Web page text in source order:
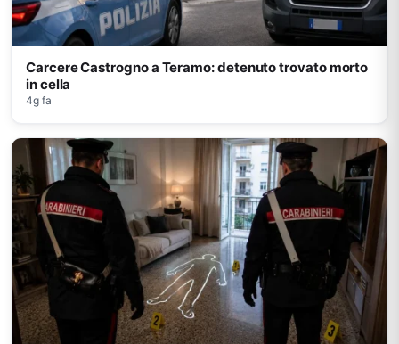
Carcere Castrogno a Teramo: detenuto trovato morto
in cella
4g fa